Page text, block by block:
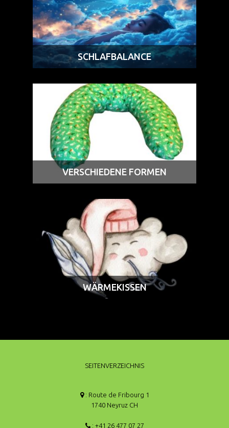
SCHLAFBALANCE
VERSCHIEDENE FORMEN
WÄRMEKISSEN
SEITENVERZEICHNIS
: Route de Fribourg 1
1740 Neyruz CH
: +41 26 477 07 27